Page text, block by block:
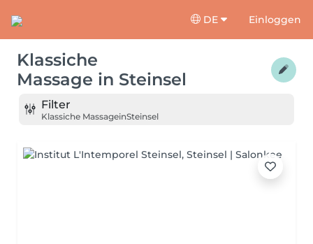
DE Einloggen
Klassiche
Massage in Steinsel
Filter
Klassiche MassageinSteinsel